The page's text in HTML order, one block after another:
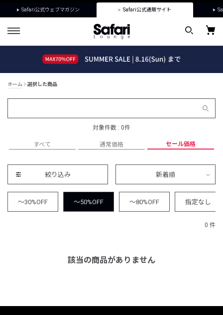
Safari公式ウェブマガジン Safari公式通販サイト
ホーム 選択した商品
対象件数 : 0件
すべて 通常価格 セール価格
絞り込み 新着順
～30%OFF ～50%OFF ～80%OFF 指定なし
0 件
該当の商品がありません